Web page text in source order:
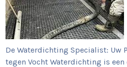
De Waterdichting Specialist: Uw
tegen Vocht Waterdichting is